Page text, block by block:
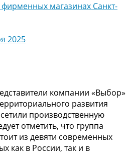
фирменных магазинах Санкт-
2025
компании «Выбор»
развития
производственную
отметить, что группа
из девяти современных
как в России, так и в